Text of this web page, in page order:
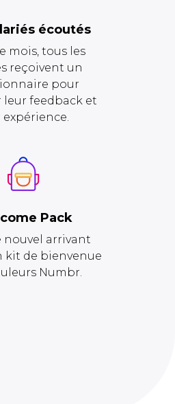
écoutés
mois, tous les
reçoivent un
pour
leur feedback et
expérience.
Pack
nouvel arrivant
kit de bienvenue
Numbr.